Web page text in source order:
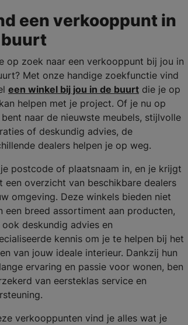
een verkooppunt in
op zoek naar een verkooppunt bij jou in
Met onze handige zoekfunctie vind
een winkel bij jou in de buurtdie je op
helpen met je project. Of je nu op
naar de nieuwste meubels, stijlvolle
of deskundig advies, de
dealers helpen je op weg.
postcode of plaatsnaam in, en je krijgt
een overzicht van beschikbare dealers
omgeving. Deze winkels bieden niet
een breed assortiment aan producten,
ook deskundig advies en
kennis om je te helpen bij het
van jouw ideale interieur. Dankzij hun
ervaring en passie voor wonen, ben
van eersteklas service en
verkooppunten vind je alles wat je